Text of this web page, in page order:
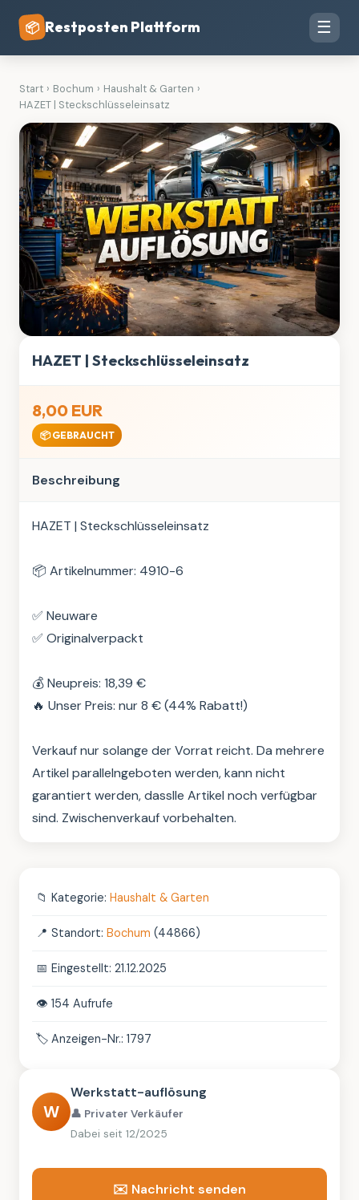
📦 Restposten Plattform ☰
Start › Bochum › Haushalt & Garten ›
HAZET | Steckschlüsseleinsatz
HAZET | Steckschlüsseleinsatz
8,00 EUR
📦 GEBRAUCHT
Beschreibung
HAZET | Steckschlüsseleinsatz
📦 Artikelnummer: 4910-6
✅ Neuware
✅ Originalverpackt
💰 Neupreis: 18,39 €
🔥 Unser Preis: nur 8 € (44% Rabatt!)
Verkauf nur solange der Vorrat reicht. Da mehrere
Artikel parallelngeboten werden, kann nicht
garantiert werden, dasslle Artikel noch verfügbar
sind. Zwischenverkauf vorbehalten.
📁 Kategorie: Haushalt & Garten
📍 Standort: Bochum (44866)
📅 Eingestellt: 21.12.2025
👁️ 154 Aufrufe
🏷️ Anzeigen-Nr.: 1797
W
Werkstatt-auflösung
👤 Privater Verkäufer
Dabei seit 12/2025
✉️ Nachricht senden